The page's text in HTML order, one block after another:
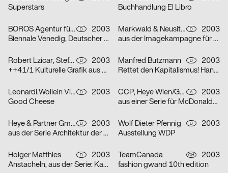
Superstars
Buchhandlung El Libro
BOROS Agentur für Kommunikation D
2003
Biennale Venedig, Deutscher Pavillon
Markwald & Neusitzer D
2003
aus der Imagekampagne für die Deutsche Aidshilfe e.V.
Robert Lzicar, Stefanie Preis D
2003
++41/1 Kulturelle Grafik aus Zürich
Manfred Butzmann D
2003
Rettet den Kapitalismus! Handelt jetzt!
Leonardi.Wollein Visuelle Konzepte D
2003
Good Cheese
CCP, Heye Wien/GBK,Heye München A
2003
aus einer Serie für McDonalds Österreich (Gabeln)
Heye & Partner GmbH D
2003
aus der Serie Architektur der Obdachlosigkeit: Motiv Citylight/Motiv Litfaßsäule
Wolf Dieter Pfennig D
2003
Ausstellung WDP
Holger Matthies D
2003
Anstacheln, aus der Serie: Kammerspiele – typografische Themenplakate
TeamCanada CH
2003
fashion gwand 10th edition